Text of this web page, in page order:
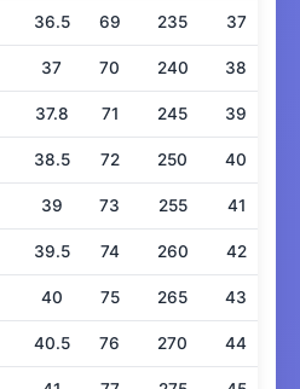
36.5 69 235 37
37 70 240 38
37.8 71 245 39
38.5 72 250 40
39 73 255 41
39.5 74 260 42
40 75 265 43
40.5 76 270 44